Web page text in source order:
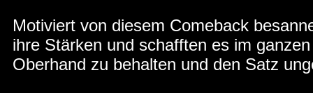
Motiviert von diesem Comeback
ihre Stärken und schafften es im
Oberhand zu behalten und den Satz